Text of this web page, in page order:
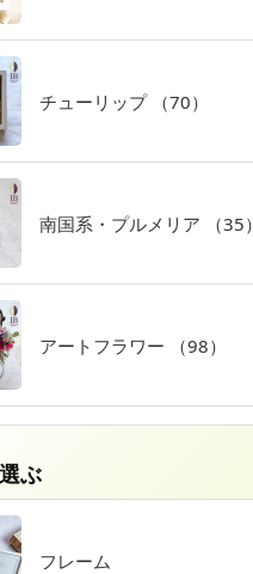
チューリップ （70）
南国系・プルメリア （35）
アートフラワー （98）
ぶ
フレーム